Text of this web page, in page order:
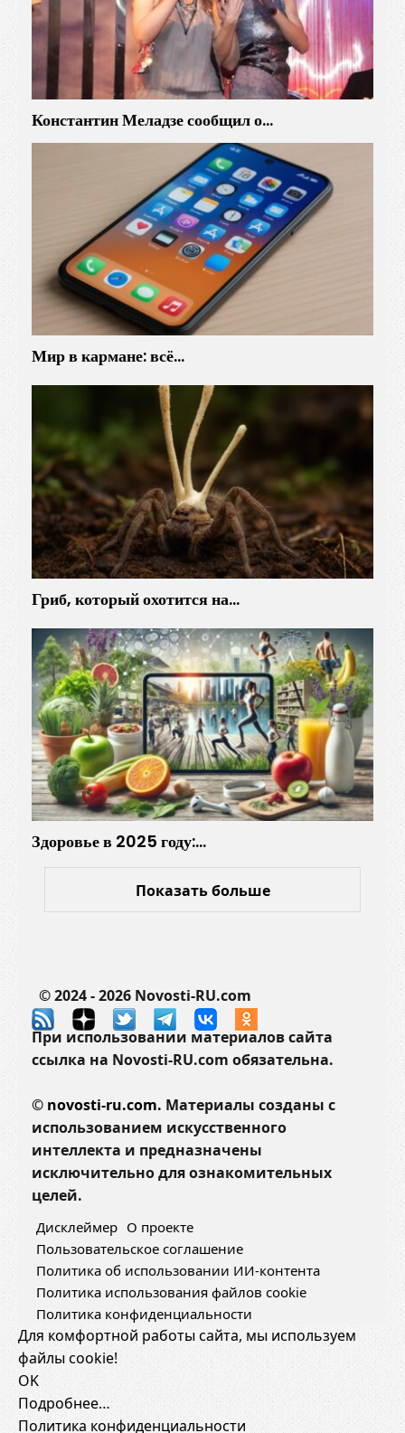
Константин Меладзе сообщил о…
Мир в кармане: всё…
Гриб, который охотится на…
Здоровье в 2025 году:…
Показать больше
© 2024 - 2026 Novosti-RU.com
При использовании материалов сайта
ссылка на Novosti-RU.com обязательна.
© novosti-ru.com. Материалы созданы с
использованием искусственного
интеллекта и предназначены
исключительно для ознакомительных
целей.
Дисклеймер О проекте
Пользовательское соглашение
Политика об использовании ИИ-контента
Политика использования файлов cookie
Политика конфиденциальности
Для комфортной работы сайта, мы используем
файлы cookie!
OK
Подробнее…
Политика конфиденциальности